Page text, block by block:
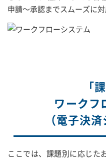
申請～承認までスムーズに
「
ワークフ
（電子決
ここでは、課題別に応じた